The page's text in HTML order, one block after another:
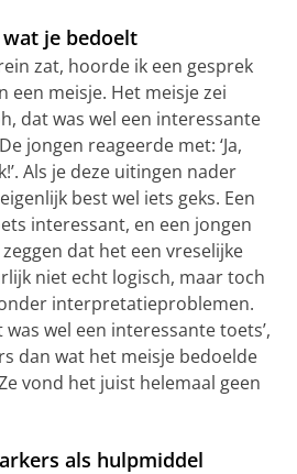
je bedoelt
zat, hoorde ik een gesprek
een meisje. Het meisje zei
dat was wel een interessante
jongen reageerde met: ‘Ja,
Als je deze uitingen nader
best wel iets geks. Een
interessant, en een jongen
dat het een vreselijke
niet echt logisch, maar toch
interpretatieproblemen.
was wel een interessante toets’,
dan wat het meisje bedoelde
vond het juist helemaal geen
als hulpmiddel